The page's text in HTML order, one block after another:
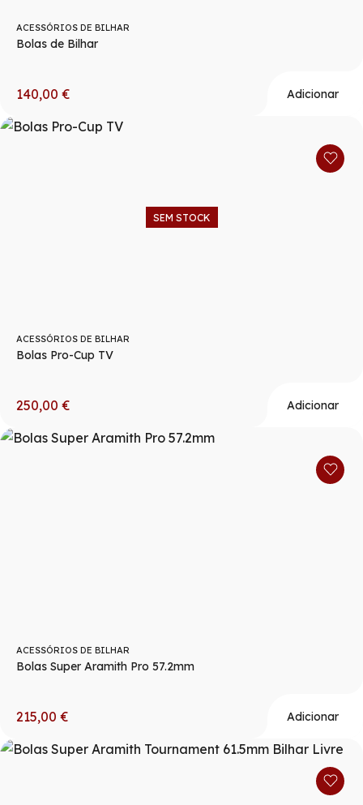
ACESSÓRIOS DE BILHAR
Bolas de Bilhar
140,00 € Adicionar
SEM STOCK
ACESSÓRIOS DE BILHAR
Bolas Pro-Cup TV
250,00 € Adicionar
ACESSÓRIOS DE BILHAR
Bolas Super Aramith Pro 57.2mm
215,00 € Adicionar